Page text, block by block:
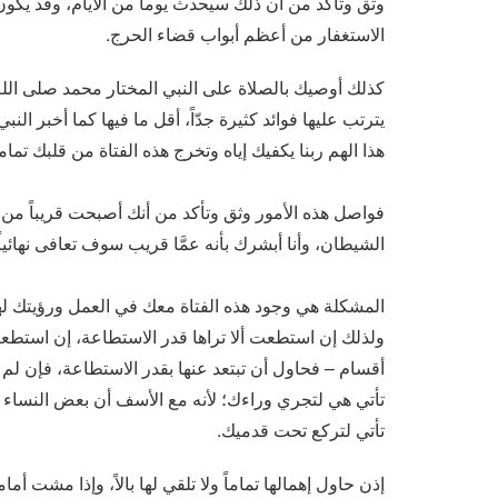
الاستغفار من أعظم أبواب قضاء الحرج.
كذلك أوصيك بالصلاة على النبي المختار محمد صلى
يترتب عليها فوائد كثيرة جدّاً، أقل ما فيها كما أخبر
هذا الهم ربنا يكفيك إياه وتخرج هذه الفتاة من قلبك
فواصل هذه الأمور وثق وتأكد من أنك أصبحت قريباً من
الشيطان، وأنا أبشرك بأنه عمَّا قريب سوف تعافى
المشكلة هي وجود هذه الفتاة معك في العمل ورؤيتك
ولذلك إن استطعت ألا تراها قدر الاستطاعة، إن
أقسام – فحاول أن تبتعد عنها بقدر الاستطاعة، فإن لم
تأتي هي لتجري وراءك؛ لأنه مع الأسف أن بعض النساء
تأتي لتركع تحت قدميك.
إذن حاول إهمالها تماماً ولا تلقي لها بالاً، وإذا مشت